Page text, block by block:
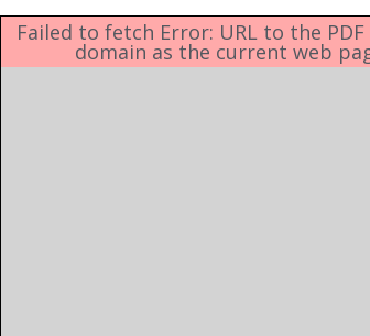
Failed to fetch Error: URL to the
domain as the current web